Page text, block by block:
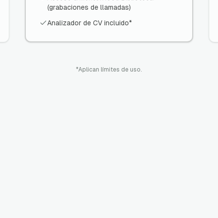
(grabaciones de llamadas)
Analizador de CV incluido*
*Aplican límites de uso.